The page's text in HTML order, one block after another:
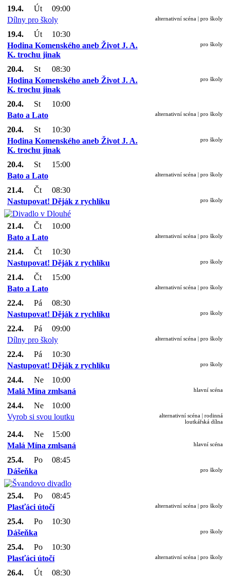
19.4. Út
09:00
Dílny pro školy
alternativní scéna | pro školy
19.4. Út
10:30
Hodina Komenského aneb Život J. A.
K. trochu jinak
pro školy
20.4. St
08:30
Hodina Komenského aneb Život J. A.
K. trochu jinak
pro školy
20.4. St
10:00
Bato a Lato
alternativní scéna | pro školy
20.4. St
10:30
Hodina Komenského aneb Život J. A.
K. trochu jinak
pro školy
20.4. St
15:00
Bato a Lato
alternativní scéna | pro školy
21.4. Čt
08:30
Nastupovat! Děják z rychlíku
pro školy
21.4. Čt
10:00
Bato a Lato
alternativní scéna | pro školy
21.4. Čt
10:30
Nastupovat! Děják z rychlíku
pro školy
21.4. Čt
15:00
Bato a Lato
alternativní scéna | pro školy
22.4. Pá
08:30
Nastupovat! Děják z rychlíku
pro školy
22.4. Pá
09:00
Dílny pro školy
alternativní scéna | pro školy
22.4. Pá
10:30
Nastupovat! Děják z rychlíku
pro školy
24.4. Ne
10:00
Malá Mína zmlsaná
hlavní scéna
24.4. Ne
10:00
Vyrob si svou loutku
alternativní scéna | rodinná
loutkářská dílna
24.4. Ne
15:00
Malá Mína zmlsaná
hlavní scéna
25.4. Po
08:45
Dášeňka
pro školy
25.4. Po
08:45
Plasťáci útočí
alternativní scéna | pro školy
25.4. Po
10:30
Dášeňka
pro školy
25.4. Po
10:30
Plasťáci útočí
alternativní scéna | pro školy
26.4. Út
08:30